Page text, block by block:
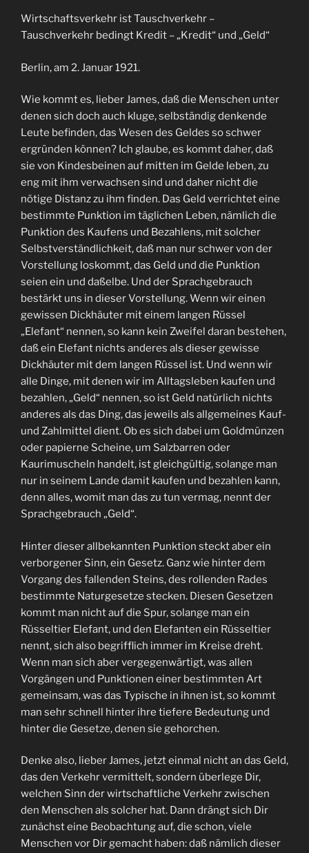
Wirtschaftsverkehr ist Tauschverkehr –
Tauschverkehr bedingt Kredit – „Kredit“ und „Geld“
Berlin, am 2. Januar 1921.
Wie kommt es, lieber James, daß die Menschen unter
denen sich doch auch kluge, selbständig denkende
Leute befinden, das Wesen des Geldes so schwer
ergründen können? Ich glaube, es kommt daher, daß
sie von Kindesbeinen auf mitten im Gelde leben, zu
eng mit ihm verwachsen sind und daher nicht die
nötige Distanz zu ihm finden. Das Geld verrichtet eine
bestimmte Punktion im täglichen Leben, nämlich die
Punktion des Kaufens und Bezahlens, mit solcher
Selbstverständlichkeit, daß man nur schwer von der
Vorstellung loskommt, das Geld und die Punktion
seien ein und daßelbe. Und der Sprachgebrauch
bestärkt uns in dieser Vorstellung. Wenn wir einen
gewissen Dickhäuter mit einem langen Rüssel
„Elefant“ nennen, so kann kein Zweifel daran bestehen,
daß ein Elefant nichts anderes als dieser gewisse
Dickhäuter mit dem langen Rüssel ist. Und wenn wir
alle Dinge, mit denen wir im Alltagsleben kaufen und
bezahlen, „Geld“ nennen, so ist Geld natürlich nichts
anderes als das Ding, das jeweils als allgemeines Kauf-
und Zahlmittel dient. Ob es sich dabei um Goldmünzen
oder papierne Scheine, um Salzbarren oder
Kaurimuscheln handelt, ist gleichgültig, solange man
nur in seinem Lande damit kaufen und bezahlen kann,
denn alles, womit man das zu tun vermag, nennt der
Sprachgebrauch „Geld“.
Hinter dieser allbekannten Punktion steckt aber ein
verborgener Sinn, ein Gesetz. Ganz wie hinter dem
Vorgang des fallenden Steins, des rollenden Rades
bestimmte Naturgesetze stecken. Diesen Gesetzen
kommt man nicht auf die Spur, solange man ein
Rüsseltier Elefant, und den Elefanten ein Rüsseltier
nennt, sich also begrifflich immer im Kreise dreht.
Wenn man sich aber vergegenwärtigt, was allen
Vorgängen und Punktionen einer bestimmten Art
gemeinsam, was das Typische in ihnen ist, so kommt
man sehr schnell hinter ihre tiefere Bedeutung und
hinter die Gesetze, denen sie gehorchen.
Denke also, lieber James, jetzt einmal nicht an das Geld,
das den Verkehr vermittelt, sondern überlege Dir,
welchen Sinn der wirtschaftliche Verkehr zwischen
den Menschen als solcher hat. Dann drängt sich Dir
zunächst eine Beobachtung auf, die schon, viele
Menschen vor Dir gemacht haben: daß nämlich dieser